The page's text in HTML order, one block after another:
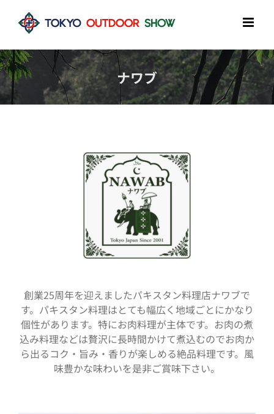
content
ナワブ
創業25周年を迎えましたパキスタン料理店ナワブで
す。パキスタン料理はとても幅広く地域ごとにかなり
個性があります。特にお肉料理が主体です。お肉の煮
込み料理などは贅沢に長時間かけて煮込むのでお肉か
ら出るコク・旨み・香りが楽しめる絶品料理です。風
味豊かな味わいを是非ご賞味下さい。